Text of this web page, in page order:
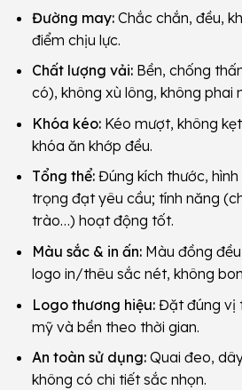
Đường may:Chắc chắn, đều,
điểm chịu lực.
Chất lượng vải:Bền, chống
có), không xù lông, không phai
Khóa kéo:Kéo mượt, không
khóa ăn khớp đều.
Tổng thể:Đúng kích thước,
trọng đạt yêu cầu; tính năng
trào…) hoạt động tốt.
Màu sắc & in ấn:Màu đồng
logo in/thêu sắc nét, không
Logo thương hiệu:Đặt đúng vị
mỹ và bền theo thời gian.
An toàn sử dụng:Quai đeo,
không có chi tiết sắc nhọn.